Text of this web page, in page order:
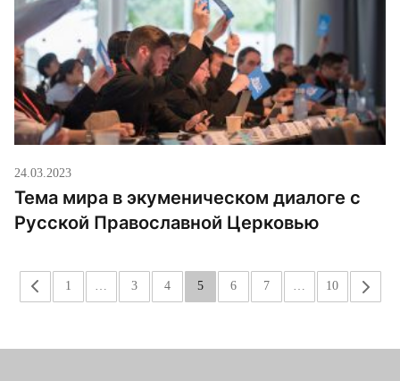
24.03.2023
Тема мира в экуменическом диалоге с
Русской Православной Церковью
« 1 3 4 5 6 7 10 »